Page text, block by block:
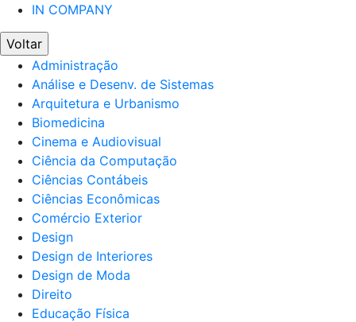
IN COMPANY
Voltar
Administração
Análise e Desenv. de Sistemas
Arquitetura e Urbanismo
Biomedicina
Cinema e Audiovisual
Ciência da Computação
Ciências Contábeis
Ciências Econômicas
Comércio Exterior
Design
Design de Interiores
Design de Moda
Direito
Educação Física